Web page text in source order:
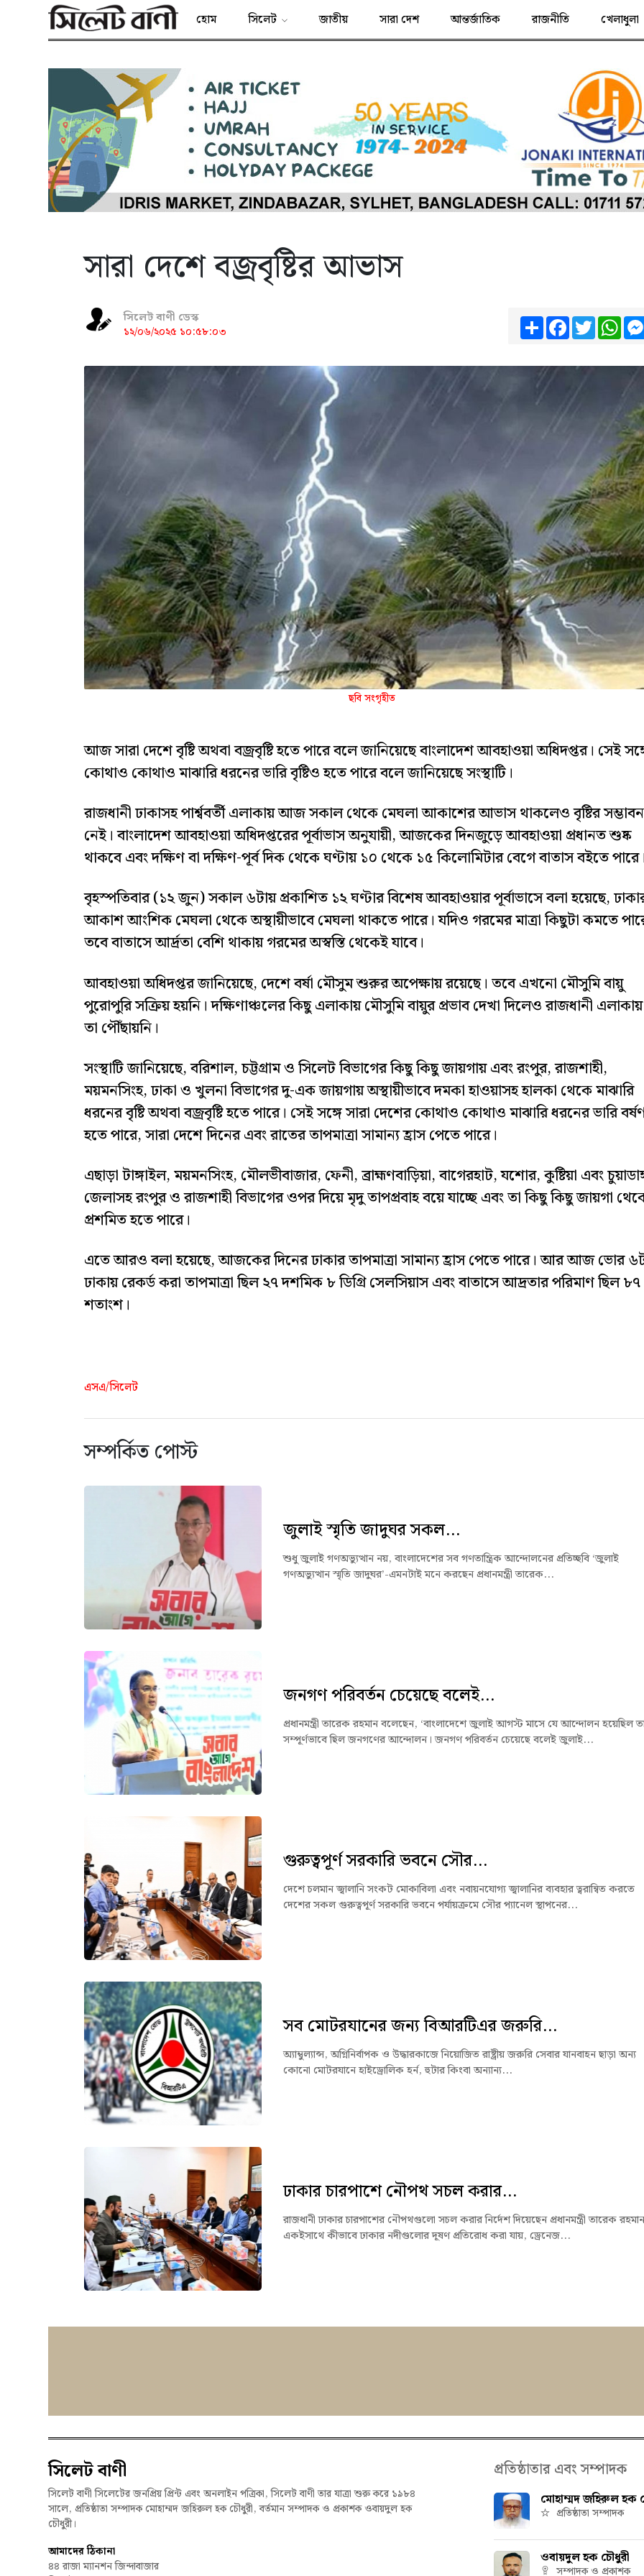
হোম সিলেট জাতীয় সারা দেশ আন্তর্জাতিক রাজনীতি খেলাধুলা
সারা দেশে বজ্রবৃষ্টির আভাস
সিলেট বাণী ডেস্ক
১২/০৬/২০২৫ ১০:৫৮:০৩
ShareFacebook
Twitter
ছবি সংগৃহীত
আজ সারা দেশে বৃষ্টি অথবা বজ্রবৃষ্টি হতে পারে বলে জানিয়েছে বাংলাদেশ আবহাওয়া অধিদপ্তর। সেই
কোথাও কোথাও মাঝারি ধরনের ভারি বৃষ্টিও হতে পারে বলে জানিয়েছে সংস্থাটি।
রাজধানী ঢাকাসহ পার্শ্ববর্তী এলাকায় আজ সকাল থেকে মেঘলা আকাশের আভাস থাকলেও বৃষ্টির
নেই। বাংলাদেশ আবহাওয়া অধিদপ্তরের পূর্বাভাস অনুযায়ী, আজকের দিনজুড়ে আবহাওয়া প্রধানত শুষ্ক
থাকবে এবং দক্ষিণ বা দক্ষিণ-পূর্ব দিক থেকে ঘণ্টায় ১০ থেকে ১৫ কিলোমিটার বেগে বাতাস বইতে
বৃহস্পতিবার (১২ জুন) সকাল ৬টায় প্রকাশিত ১২ ঘণ্টার বিশেষ আবহাওয়ার পূর্বাভাসে বলা হয়েছে,
আকাশ আংশিক মেঘলা থেকে অস্থায়ীভাবে মেঘলা থাকতে পারে। যদিও গরমের মাত্রা কিছুটা কমতে
তবে বাতাসে আর্দ্রতা বেশি থাকায় গরমের অস্বস্তি থেকেই যাবে।
আবহাওয়া অধিদপ্তর জানিয়েছে, দেশে বর্ষা মৌসুম শুরুর অপেক্ষায় রয়েছে। তবে এখনো মৌসুমি বায়ু
পুরোপুরি সক্রিয় হয়নি। দক্ষিণাঞ্চলের কিছু এলাকায় মৌসুমি বায়ুর প্রভাব দেখা দিলেও রাজধানী এলাকায়
তা পৌঁছায়নি।
সংস্থাটি জানিয়েছে, বরিশাল, চট্টগ্রাম ও সিলেট বিভাগের কিছু কিছু জায়গায় এবং রংপুর, রাজশাহী,
ময়মনসিংহ, ঢাকা ও খুলনা বিভাগের দু-এক জায়গায় অস্থায়ীভাবে দমকা হাওয়াসহ হালকা থেকে মাঝারি
ধরনের বৃষ্টি অথবা বজ্রবৃষ্টি হতে পারে। সেই সঙ্গে সারা দেশের কোথাও কোথাও মাঝারি ধরনের ভারি
হতে পারে, সারা দেশে দিনের এবং রাতের তাপমাত্রা সামান্য হ্রাস পেতে পারে।
এছাড়া টাঙ্গাইল, ময়মনসিংহ, মৌলভীবাজার, ফেনী, ব্রাহ্মণবাড়িয়া, বাগেরহাট, যশোর, কুষ্টিয়া এবং
জেলাসহ রংপুর ও রাজশাহী বিভাগের ওপর দিয়ে মৃদু তাপপ্রবাহ বয়ে যাচ্ছে এবং তা কিছু কিছু জায়গা
প্রশমিত হতে পারে।
এতে আরও বলা হয়েছে, আজকের দিনের ঢাকার তাপমাত্রা সামান্য হ্রাস পেতে পারে। আর আজ ভোর
ঢাকায় রেকর্ড করা তাপমাত্রা ছিল ২৭ দশমিক ৮ ডিগ্রি সেলসিয়াস এবং বাতাসে আদ্রতার পরিমাণ ছিল ৮৭
শতাংশ।
এসএ/সিলেট
সম্পর্কিত পোস্ট
জুলাই স্মৃতি জাদুঘর সকল...
শুধু জুলাই গণঅভ্যুত্থান নয়, বাংলাদেশের সব গণতান্ত্রিক আন্দোলনের প্রতিচ্ছবি ‘জুলাই
গণঅভ্যুত্থান স্মৃতি জাদুঘর’-এমনটাই মনে করছেন প্রধানমন্ত্রী তারেক...
জনগণ পরিবর্তন চেয়েছে বলেই...
প্রধানমন্ত্রী তারেক রহমান বলেছেন, ‘বাংলাদেশে জুলাই আগস্ট মাসে যে আন্দোলন হয়েছিল
সম্পূর্ণভাবে ছিল জনগণের আন্দোলন। জনগণ পরিবর্তন চেয়েছে বলেই জুলাই...
গুরুত্বপূর্ণ সরকারি ভবনে সৌর...
দেশে চলমান জ্বালানি সংকট মোকাবিলা এবং নবায়নযোগ্য জ্বালানির ব্যবহার ত্বরান্বিত করতে
দেশের সকল গুরুত্বপূর্ণ সরকারি ভবনে পর্যায়ক্রমে সৌর প্যানেল স্থাপনের...
সব মোটরযানের জন্য বিআরটিএর জরুরি...
অ্যাম্বুল্যান্স, অগ্নিনির্বাপক ও উদ্ধারকাজে নিয়োজিত রাষ্ট্রীয় জরুরি সেবার যানবাহন ছাড়া অন্য
কোনো মোটরযানে হাইড্রোলিক হর্ন, হুটার কিংবা অন্যান্য...
ঢাকার চারপাশে নৌপথ সচল করার...
রাজধানী ঢাকার চারপাশের নৌপথগুলো সচল করার নির্দেশ দিয়েছেন প্রধানমন্ত্রী তারেক
একইসাথে কীভাবে ঢাকার নদীগুলোর দূষণ প্রতিরোধ করা যায়, ড্রেনেজ...
সিলেট বাণী
সিলেট বাণী সিলেটের জনপ্রিয় প্রিন্ট এবং অনলাইন পত্রিকা, সিলেট বাণী তার যাত্রা শুরু করে ১৯৮৪
সালে, প্রতিষ্ঠাতা সম্পাদক মোহাম্মদ জহিরুল হক চৌধুরী, বর্তমান সম্পাদক ও প্রকাশক ওবায়দুল হক
চৌধুরী।
আমাদের ঠিকানা
৪৪ রাজা ম্যানশন জিন্দাবাজার
প্রতিষ্ঠাতার এবং সম্পাদক
মোহাম্মদ জহিরুল হক
প্রতিষ্ঠাতা সম্পাদক
ওবায়দুল হক চৌধুরী
সম্পাদক ও প্রকাশক